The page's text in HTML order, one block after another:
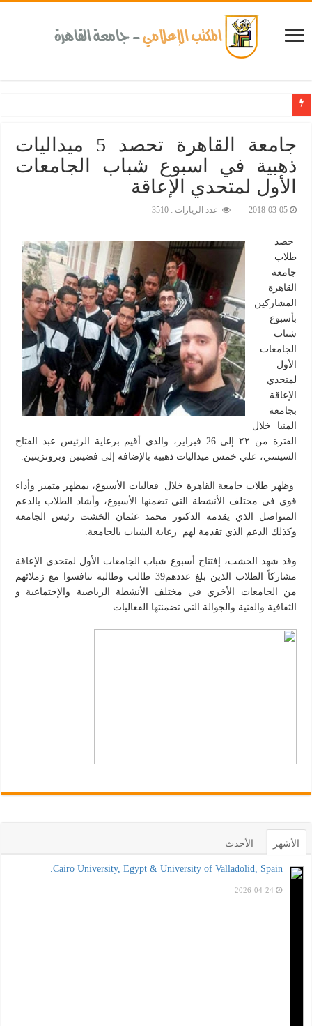
جامعة القاهرة تحصد 5 ميداليات
ذهبية في اسبوع شباب الجامعات
الأول لمتحدي الإعاقة
2018-03-05 عدد الزيارات : 3510
حصد
طلاب
جامعة
القاهرة
المشاركين
بأسبوع
شباب
الجامعات
الأول
لمتحدي
الإعاقة
بجامعة
المنيا خلال
الفترة من ٢٢ إلى 26 فبراير، والذي أقيم برعاية الرئيس عبد الفتاح
السيسي، علي خمس ميداليات ذهبية بالإضافة إلى فضيتين وبرونزيتين.
وظهر طلاب جامعة القاهرة خلال فعاليات الأسبوع، بمظهر متميز وأداء
قوي في مختلف الأنشطة التي تضمنها الأسبوع، وأشاد الطلاب بالدعم
المتواصل الذي يقدمه الدكتور محمد عثمان الخشت رئيس الجامعة
وكذلك الدعم الذي تقدمة لهم رعاية الشباب بالجامعة.
وقد شهد الخشت، إفتتاح أسبوع شباب الجامعات الأول لمتحدي الإعاقة
مشاركاً الطلاب الذين بلغ عددهم39 طالب وطالبة تنافسوا مع زملائهم
من الجامعات الأخري في مختلف الأنشطة الرياضية والإجتماعية و
الثقافية والفنية والجوالة التى تضمنتها الفعاليات.
الأشهر الأحدث
Cairo University, Egypt & University of Valladolid, Spain.
2026-04-24